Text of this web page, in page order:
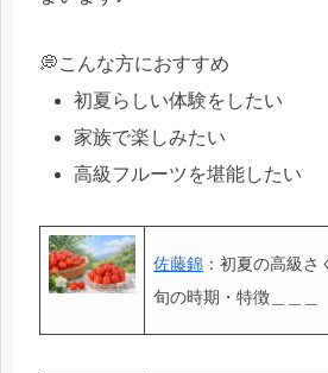
💭こんな方におすすめ
初夏らしい体験をしたい
家族で楽しみたい
高級フルーツを堪能したい
佐藤錦 ：初夏の高級さ
旬の時期・特徴＿＿＿